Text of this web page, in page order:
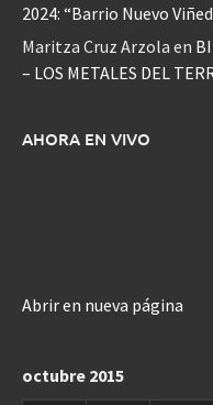
2024: “Barrio Nuevo
Maritza Cruz Arzola en
– LOS METALES DEL
AHORA EN VIVO
Abrir en nueva página
octubre 2015